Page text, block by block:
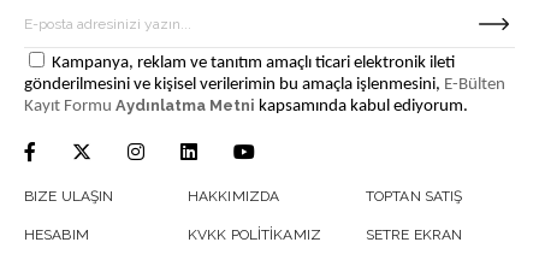
Kampanya, reklam ve tanıtım amaçlı ticari elektronik ileti
gönderilmesini ve kişisel verilerimin bu amaçla işlenmesini, E-Bülten
Kayıt Formu Aydınlatma Metni kapsamında kabul ediyorum.
BIZE ULAŞIN
HESABIM
HAKKIMIZDA
KVKK POLİTİKAMIZ
TOPTAN SATIŞ
SETRE EKRAN